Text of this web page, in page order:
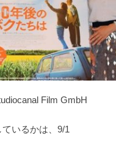
Film GmbH
いるかは、9/1